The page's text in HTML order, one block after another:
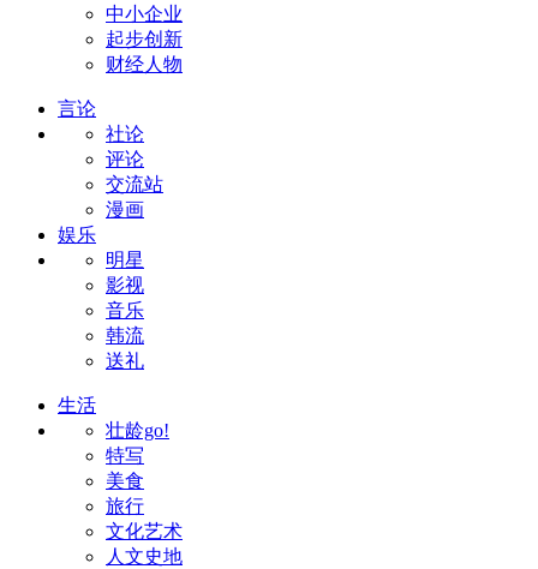
中小企业
起步创新
财经人物
言论
社论
评论
交流站
漫画
娱乐
明星
影视
音乐
韩流
送礼
生活
壮龄go!
特写
美食
旅行
文化艺术
人文史地